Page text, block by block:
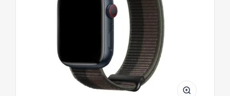
DUX
DUCIS
Sport
Loop
Textilní